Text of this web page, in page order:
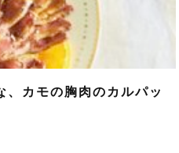
、カモの胸肉のカルパッ